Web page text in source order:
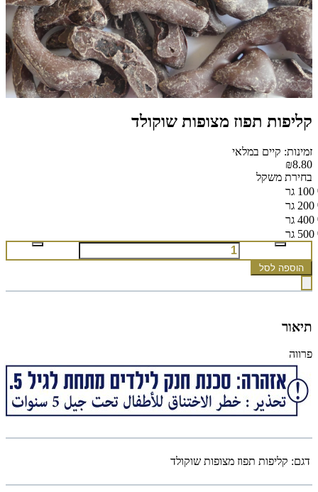
קליפות תפוז מצופות שוקולד
זמינות: קיים במלאי
₪8.80
בחירת משקל
100 גר
200 גר
400 גר
500 גר
הוספה לסל
תיאור
פרווה
דגם: קליפות תפוז מצופות שוקולד